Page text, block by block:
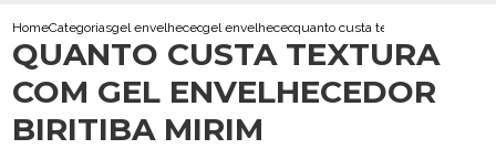
HomeCategoriasgel envelhecedorgel envelhecedor para madeira
quanto custa textura com gel
QUANTO CUSTA TEXTURA
COM GEL ENVELHECEDOR
BIRITIBA MIRIM